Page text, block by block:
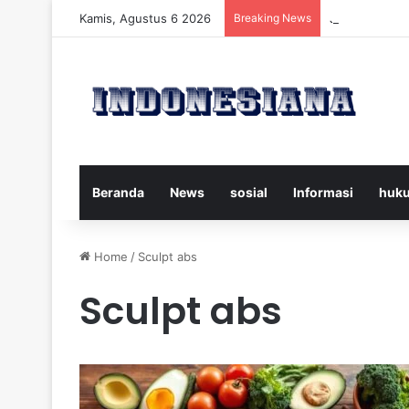
Kamis, Agustus 6 2026 Breaking News Juventus vs
Beranda News sosial Informasi
Home / Sculpt abs
Sculpt abs